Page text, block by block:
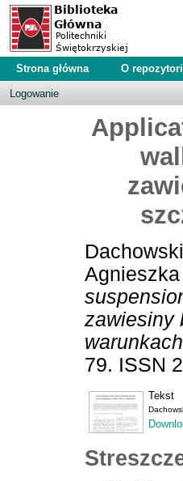
Strona główna O
Logowanie
Agnieszka
zawiesiny
79. ISSN
Tekst